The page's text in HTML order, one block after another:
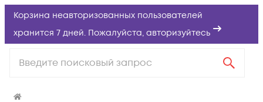
Корзина неавторизованных пользователей
хранится 7 дней. Пожалуйста, авторизуйтесь